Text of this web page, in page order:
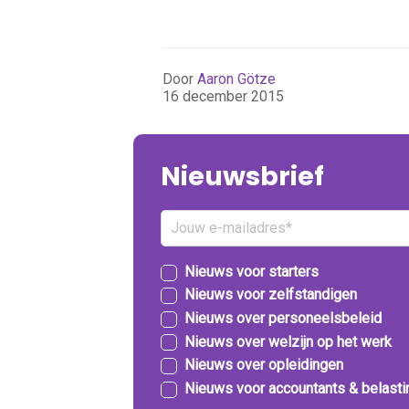
DoorAaron Götze
16 december 2015
Nieuwsbrief
Nieuws voor starters
Nieuws voor zelfstandigen
Nieuws over personeelsbeleid
Nieuws over welzijn op het werk
Nieuws over opleidingen
Nieuws voor accountants &